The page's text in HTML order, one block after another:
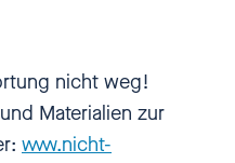
nicht weg!
Materialien zur
www.nicht-